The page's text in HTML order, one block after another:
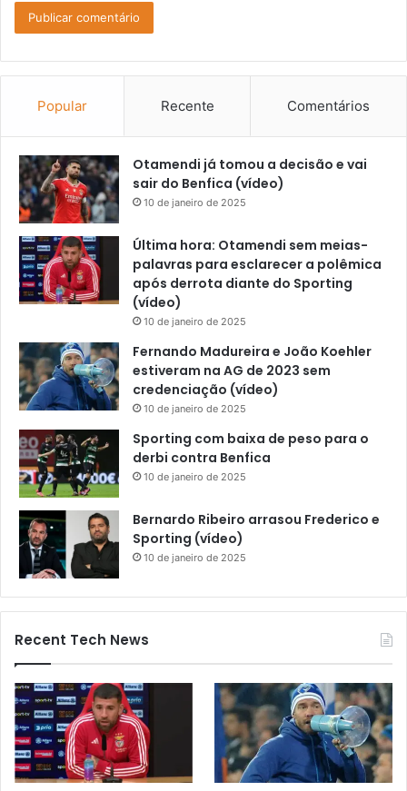
Popular Recente Comentários
Otamendi já tomou a decisão e vai
sair do Benfica (vídeo)
10 de janeiro de 2025
Última hora: Otamendi sem meias-
palavras para esclarecer a polêmica
após derrota diante do Sporting
(vídeo)
10 de janeiro de 2025
Fernando Madureira e João Koehler
estiveram na AG de 2023 sem
credenciação (vídeo)
10 de janeiro de 2025
Sporting com baixa de peso para o
derbi contra Benfica
10 de janeiro de 2025
Bernardo Ribeiro arrasou Frederico e
Sporting (vídeo)
10 de janeiro de 2025
Recent Tech News